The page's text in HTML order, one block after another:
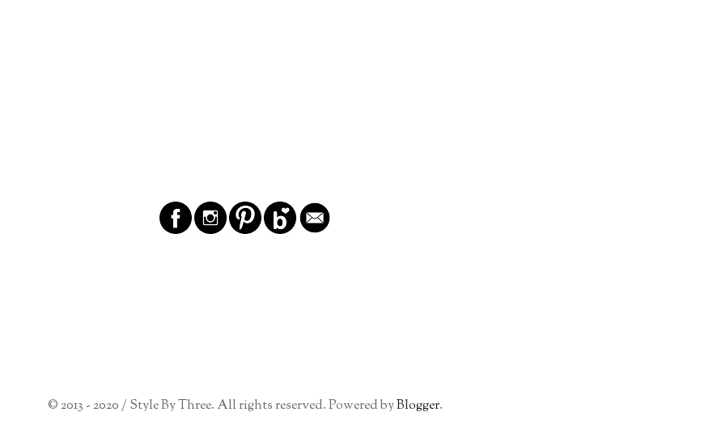
© 2013 - 2020 / Style By Three. All rights reserved. Powered byBlogger.